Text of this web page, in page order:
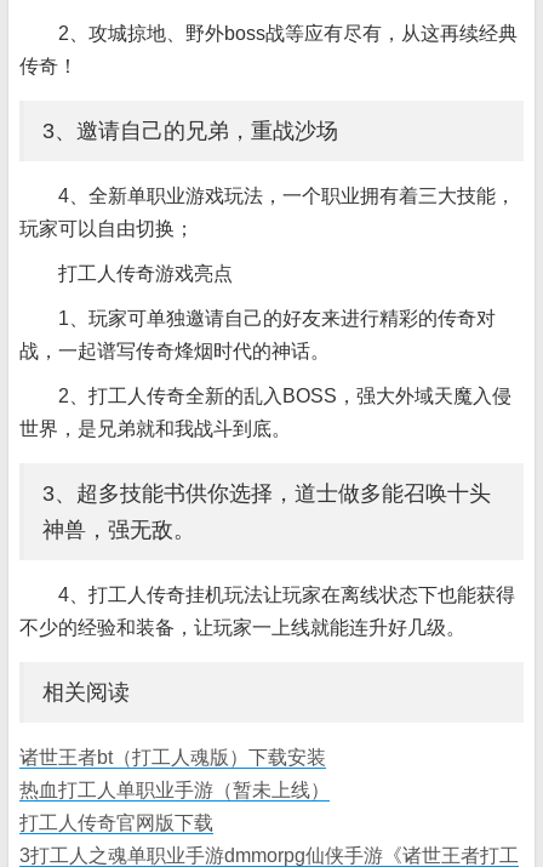
2、攻城掠地、野外boss战等应有尽有，从这再续经典
传奇！
3、邀请自己的兄弟，重战沙场
4、全新单职业游戏玩法，一个职业拥有着三大技能，
玩家可以自由切换；
打工人传奇游戏亮点
1、玩家可单独邀请自己的好友来进行精彩的传奇对
战，一起谱写传奇烽烟时代的神话。
2、打工人传奇全新的乱入BOSS，强大外域天魔入侵
世界，是兄弟就和我战斗到底。
3、超多技能书供你选择，道士做多能召唤十头
神兽，强无敌。
4、打工人传奇挂机玩法让玩家在离线状态下也能获得
不少的经验和装备，让玩家一上线就能连升好几级。
相关阅读
诸世王者bt（打工人魂版）下载安装
热血打工人单职业手游（暂未上线）
打工人传奇官网版下载
3打工人之魂单职业手游dmmorpg仙侠手游《诸世王者打工